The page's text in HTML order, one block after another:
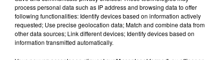
Musique
process personal data such as IP address and browsing data to offer
following functionalities: Identify devices based on information actively
requested; Use precise geolocation data; Match and combine data from
other data sources; Link different devices; Identify devices based on
information transmitted automatically.